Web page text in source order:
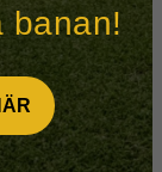
banan!